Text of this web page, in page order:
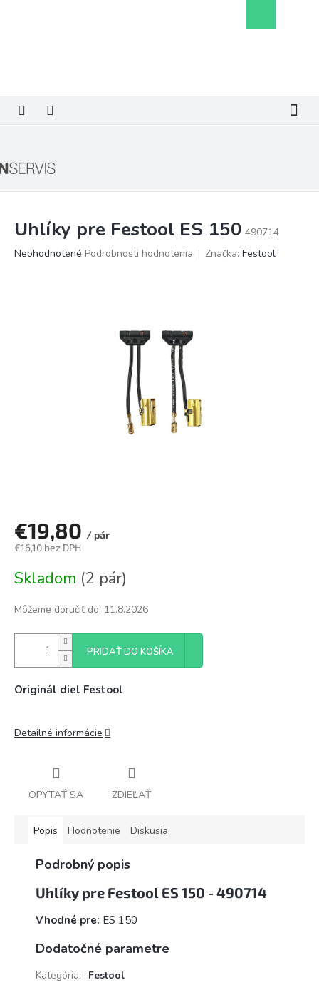
košík
Uhlíky pre Festool ES 150 490714
Priemerné
Neohodnotené Podrobnosti hodnotenia Značka: Festool
€19,80 / pár
€16,10 bez DPH
cena:
Skladom (2 pár)
Môžeme doručiť do: 11.8.2026
PRIDAŤ DO KOŠÍKA
Originál diel Festool
Detailné informácie
OPÝTAŤ SA ZDIEĽAŤ
Popis Hodnotenie Diskusia
Podrobný popis
Uhlíky pre Festool ES 150 - 490714
Vhodné pre: ES 150
Dodatočné parametre
Kategória:
Festool